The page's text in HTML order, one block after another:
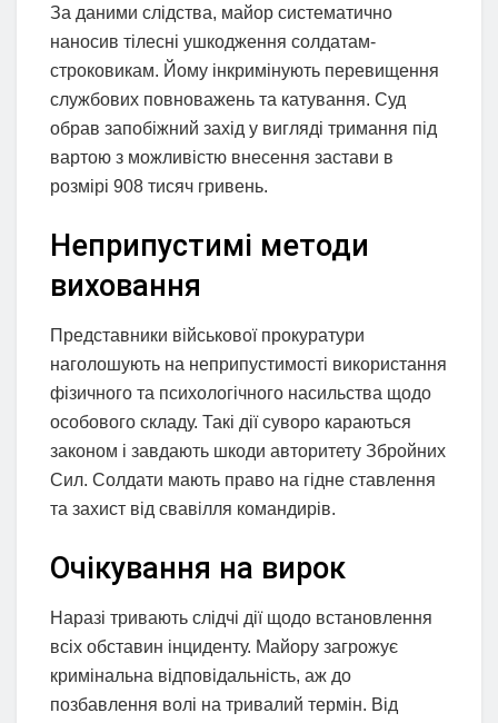
За даними слідства, майор систематично
наносив тілесні ушкодження солдатам-
строковикам. Йому інкримінують перевищення
службових повноважень та катування. Суд
обрав запобіжний захід у вигляді тримання під
вартою з можливістю внесення застави в
розмірі 908 тисяч гривень.
Неприпустимі методи
виховання
Представники військової прокуратури
наголошують на неприпустимості використання
фізичного та психологічного насильства щодо
особового складу. Такі дії суворо караються
законом і завдають шкоди авторитету Збройних
Сил. Солдати мають право на гідне ставлення
та захист від свавілля командирів.
Очікування на вирок
Наразі тривають слідчі дії щодо встановлення
всіх обставин інциденту. Майору загрожує
кримінальна відповідальність, аж до
позбавлення волі на тривалий термін. Від